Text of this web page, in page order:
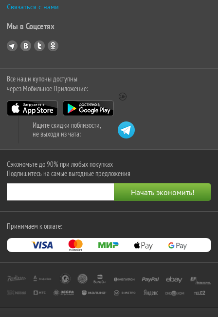
Связаться с нами
Мы в Соцсетях
Все наши купоны доступны
через Мобильное Приложение:
Ищите скидки поблизости,
не выходя из чата:
Сэкономьте до 90% при любых покупках
Подпишитесь на самые выгодные предложения
Принимаем к оплате: